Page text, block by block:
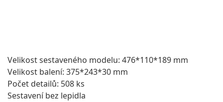
Velikost sestaveného modelu: 476*110*189 mm
Velikost balení: 375*243*30 mm
Počet detailů: 508 ks
Sestavení bez lepidla